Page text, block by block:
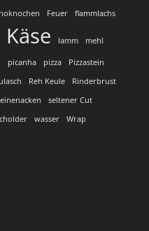
Feuer flammlachs
Käse lamm mehl
picanha pizza
Pizzastein
Reh Keule
Rinderbrust
seltener Cut
wasser
Wrap